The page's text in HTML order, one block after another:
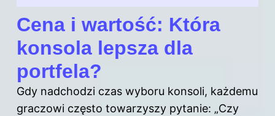
Cena i wartość: Która
konsola lepsza dla
portfela?
Gdy nadchodzi czas wyboru konsoli, każdemu
graczowi często towarzyszy pytanie: „Czy